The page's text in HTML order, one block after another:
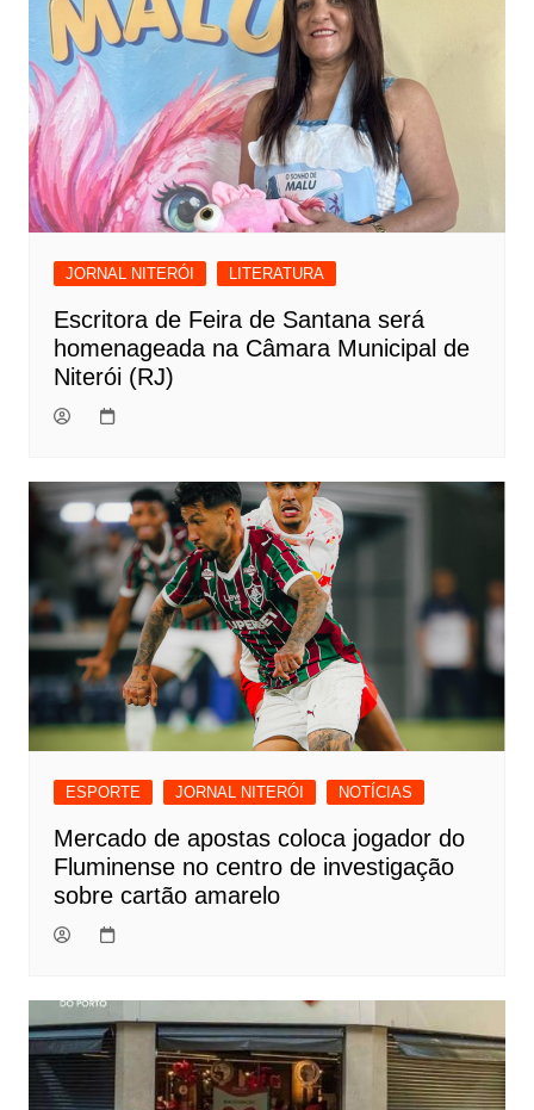
JORNAL NITERÓI LITERATURA
Escritora de Feira de Santana será
homenageada na Câmara Municipal de
Niterói (RJ)
ESPORTE JORNAL NITERÓI NOTÍCIAS
Mercado de apostas coloca jogador do
Fluminense no centro de investigação
sobre cartão amarelo